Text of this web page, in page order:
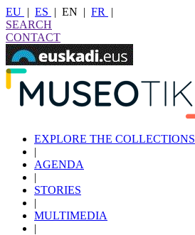
EU | ES | EN | FR
|
SEARCH
CONTACT
EXPLORE THE COLLECTIONS
|
AGENDA
|
STORIES
|
MULTIMEDIA
|